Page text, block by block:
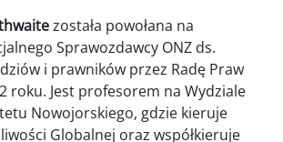
została powołana na
Sprawozdawcy ONZ ds.
i prawników przez Radę Praw
roku. Jest profesorem na Wydziale
Nowojorskiego, gdzie kieruje
Globalnej oraz współkieruje